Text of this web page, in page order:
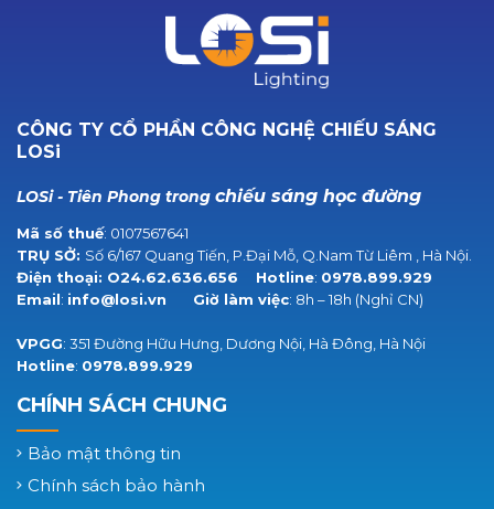
CÔNG TY CỔ PHẦN CÔNG NGHỆ CHIẾU SÁNG
LOSi
LOSi - Tiên Phong trong chiếu sáng học đường
Mã số thuế: 0107567641
TRỤ SỞ: Số 6/167 Quang Tiến, P.Đại Mỗ, Q.Nam Từ Liêm , Hà Nội.
Điện thoại: O24.62.636.656 Hotline: 0978.899.929
Email: info@losi.vn Giờ làm việc: 8h – 18h (Nghỉ CN)
VPGG: 351 Đường Hữu Hưng, Dương Nội, Hà Đông, Hà Nội
Hotline: 0978.899.929
CHÍNH SÁCH CHUNG
Bảo mật thông tin
Chính sách bảo hành